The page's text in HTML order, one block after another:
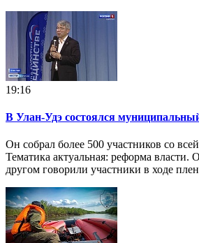
19:16
В Улан-Удэ состоялся
Он собрал более 500 участников со
Тематика актуальная: реформа власти.
другом говорили участники в ходе